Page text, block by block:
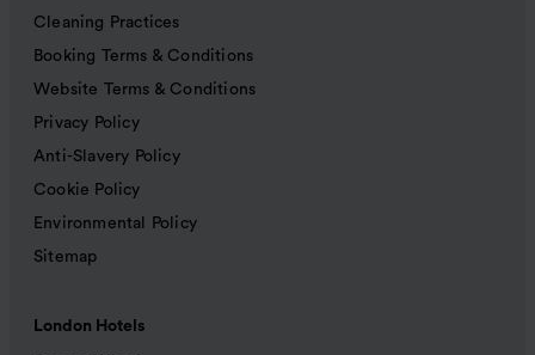
Cleaning Practices
Booking Terms & Conditions
Website Terms & Conditions
Privacy Policy
Anti-Slavery Policy
Cookie Policy
Environmental Policy
Sitemap
London Hotels